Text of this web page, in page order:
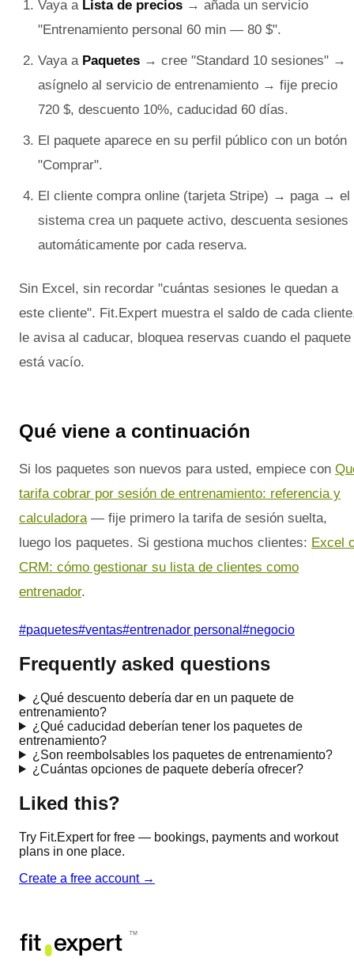
Vaya a Lista de precios → añada un servicio
"Entrenamiento personal 60 min — 80 $".
Vaya a Paquetes → cree "Standard 10 sesiones" →
asígnelo al servicio de entrenamiento → fije precio
720 $, descuento 10%, caducidad 60 días.
El paquete aparece en su perfil público con un botón
"Comprar".
El cliente compra online (tarjeta Stripe) → paga → el
sistema crea un paquete activo, descuenta sesiones
automáticamente por cada reserva.
Sin Excel, sin recordar "cuántas sesiones le quedan a
este cliente". Fit.Expert muestra el saldo de cada
le avisa al caducar, bloquea reservas cuando el paquete
está vacío.
Qué viene a continuación
Si los paquetes son nuevos para usted, empiece con
tarifa cobrar por sesión de entrenamiento: referencia y
calculadora— fije primero la tarifa de sesión suelta,
luego los paquetes. Si gestiona muchos clientes: Excel
CRM: cómo gestionar su lista de clientes como
entrenador.
#paquetes#ventas#entrenador personal #negocio
Frequently asked questions
¿Qué descuento debería dar en un paquete de
entrenamiento?
¿Qué caducidad deberían tener los paquetes de
entrenamiento?
¿Son reembolsables los paquetes de entrenamiento?
¿Cuántas opciones de paquete debería ofrecer?
Liked this?
Try Fit.Expert for free — bookings, payments and workout
plans in one place.
Create a free account→